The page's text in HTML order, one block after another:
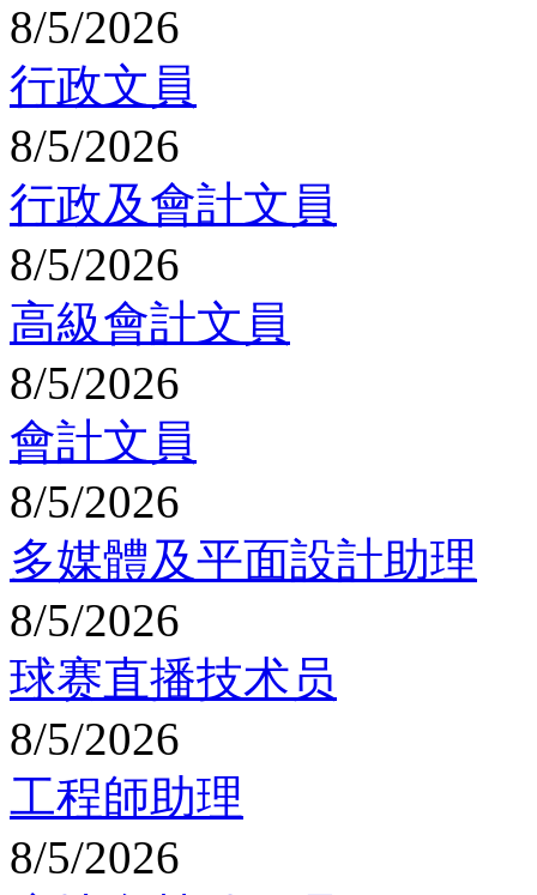
8/5/2026
行政文員
8/5/2026
行政及會計文員
8/5/2026
高級會計文員
8/5/2026
會計文員
8/5/2026
多媒體及平面設計助理
8/5/2026
球赛直播技术员
8/5/2026
工程師助理
8/5/2026